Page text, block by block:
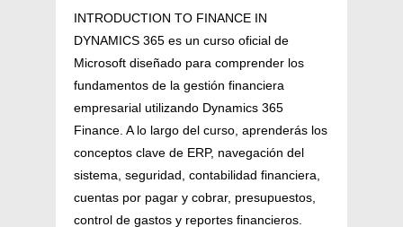
INTRODUCTION TO FINANCE IN
DYNAMICS 365 es un curso oficial de
Microsoft diseñado para comprender los
fundamentos de la gestión financiera
empresarial utilizando Dynamics 365
Finance. A lo largo del curso, aprenderás los
conceptos clave de ERP, navegación del
sistema, seguridad, contabilidad financiera,
cuentas por pagar y cobrar, presupuestos,
control de gastos y reportes financieros.